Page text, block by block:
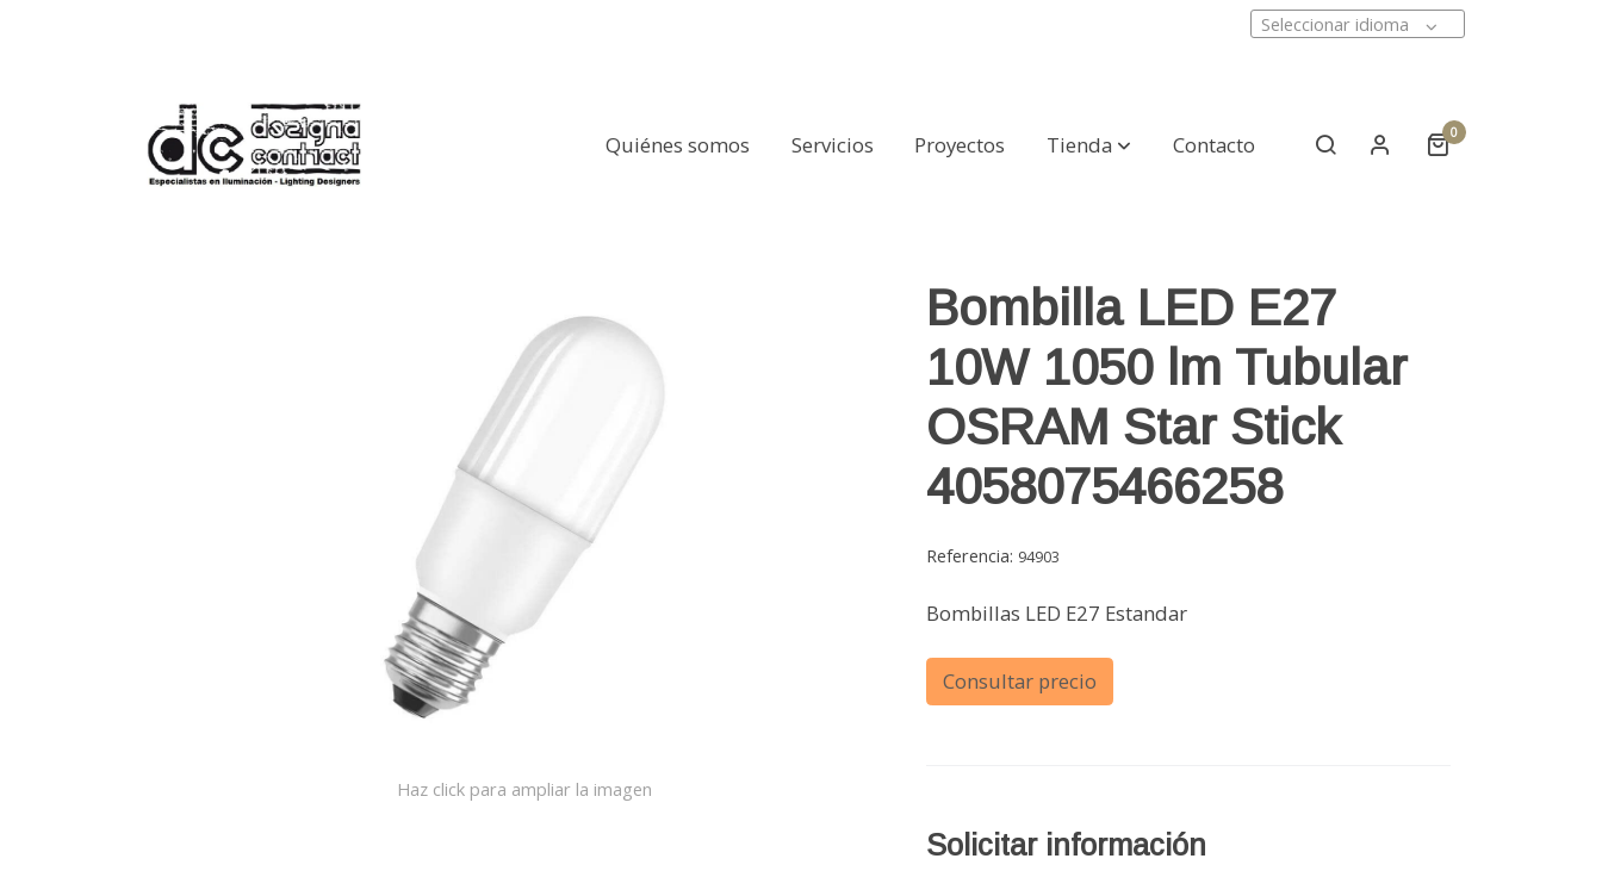
Seleccionar idioma
Quiénes somos Servicios Proyectos Tienda Contacto 0
Haz click para ampliar la imagen
Bombilla LED E27
10W 1050 lm Tubular
OSRAM Star Stick
4058075466258
Referencia: 94903
Bombillas LED E27 Estandar
Consultar precio
Solicitar información